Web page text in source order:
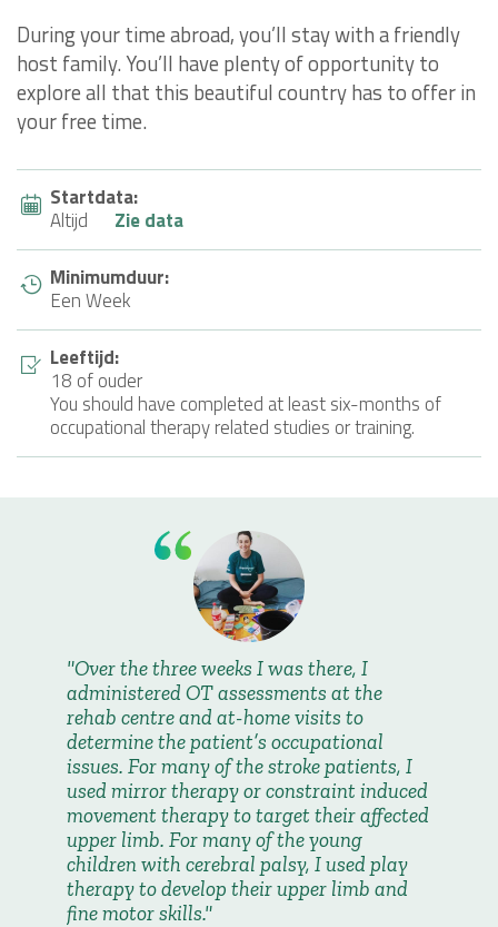
During your time abroad, you’ll stay with a friendly
host family. You’ll have plenty of opportunity to
explore all that this beautiful country has to offer in
your free time.
Startdata:
Altijd
Zie data
Minimumduur:
Een Week
Leeftijd:
18 of ouder
You should have completed at least six-months of
occupational therapy related studies or training.
Over the three weeks I was there, I
administered OT assessments at the
rehab centre and at-home visits to
determine the patient’s occupational
issues. For many of the stroke patients, I
used mirror therapy or constraint induced
movement therapy to target their affected
upper limb. For many of the young
children with cerebral palsy, I used play
therapy to develop their upper limb and
fine motor skills.